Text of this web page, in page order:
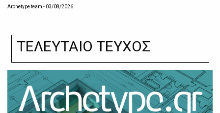
Archetype team - 03/08/2026
ΤΕΛΕΥΤΑΙΟ ΤΕΥΧΟΣ